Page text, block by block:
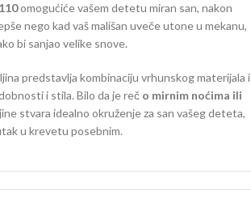
omogućiće vašem detetu miran san, nakon
nego kad vaš mališan uveče utone u mekanu,
bi sanjao velike snove.
predstavlja kombinaciju vrhunskog materijala i
i stila. Bilo da je reč o mirnim noćima ili
stvara idealno okruženje za san vašeg deteta,
u krevetu posebnim.